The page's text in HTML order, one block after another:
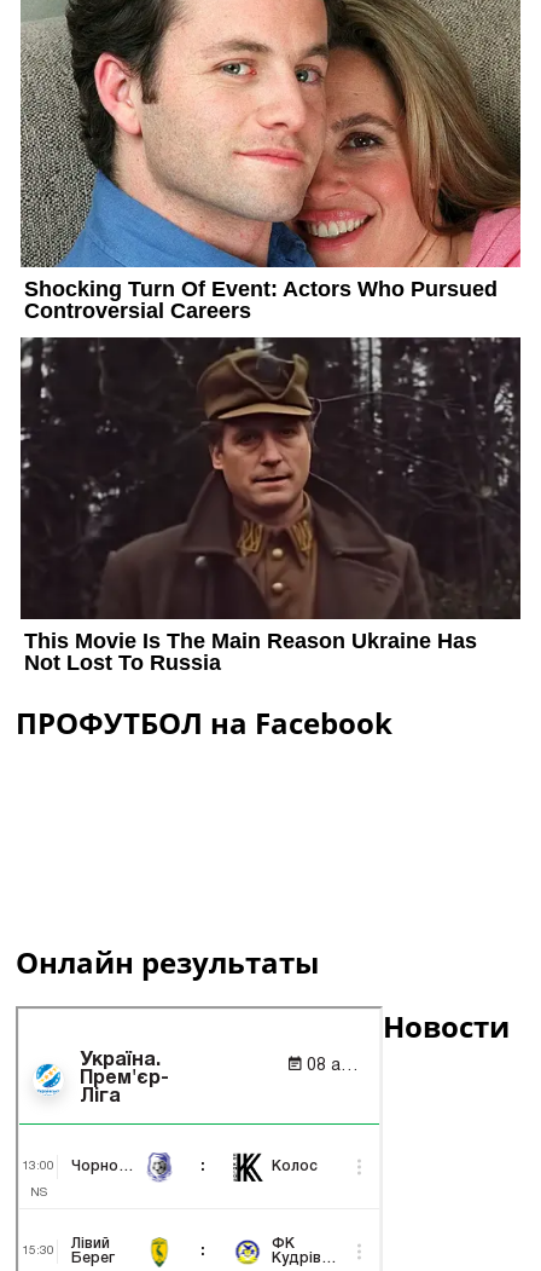
ПРОФУТБОЛ на Facebook
Онлайн результаты
Новости